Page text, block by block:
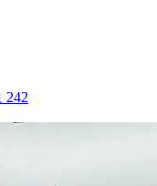
242